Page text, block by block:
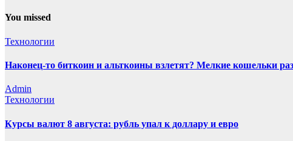
You missed
Технологии
Наконец-то биткоин и альткоины взлетят? Мелкие кошельки
Admin
Технологии
Курсы валют 8 августа: рубль упал к доллару и евро